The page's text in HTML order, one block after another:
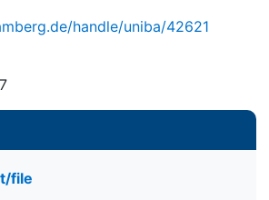
handle/uniba/42621
file